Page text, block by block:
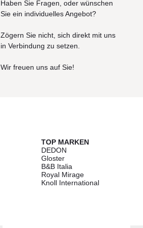
Haben Sie Fragen, oder wünschen
Sie ein individuelles Angebot?
Zögern Sie nicht, sich direkt mit uns
in Verbindung zu setzen.
Wir freuen uns auf Sie!
TOP MARKEN
DEDON
Gloster
B&B Italia
Royal Mirage
Knoll International